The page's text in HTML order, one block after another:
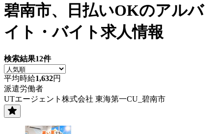
碧南市、日払いOKのアルバ
イト・バイト求人情報
検索結果12件
平均時給1,632円
派遣労働者
UTエージェント株式会社 東海第一CU_碧南市